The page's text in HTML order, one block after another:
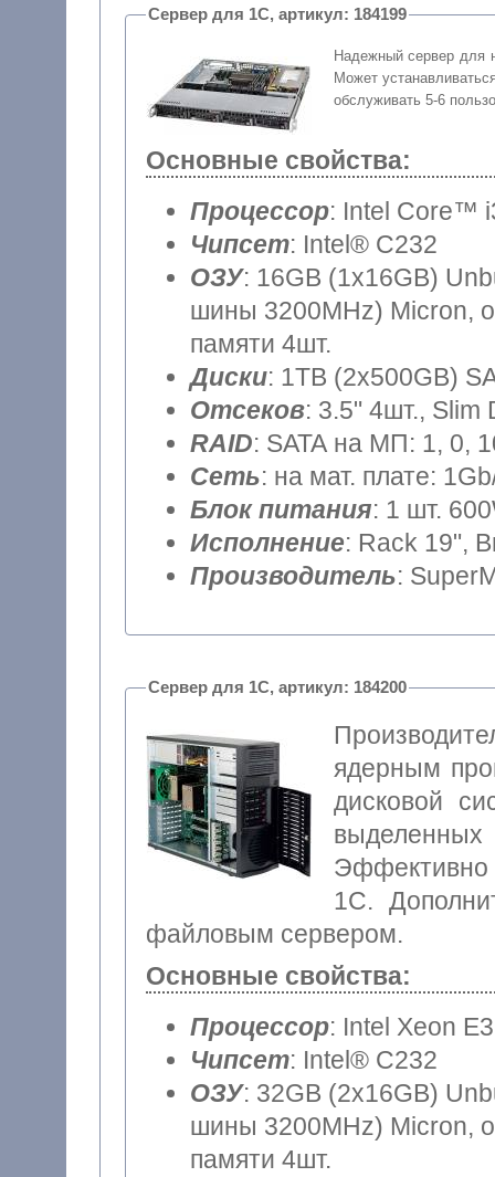
Сервер для 1С, артикул: 184199
Надежный сервер для
Может
обслуживать 5-6
Основные свойства:
Процессор: Intel Core™
Чипсет: Intel® C232
ОЗУ: 16GB (1x16GB)
шины 3200MHz) Micron,
памяти 4шт.
Диски: 1TB (2x500GB)
Отсеков: 3.5" 4шт., Slim
RAID: SATA на МП: 1, 0,
Сеть: на мат. плате:
Блок питания: 1 шт.
Исполнение: Rack 19",
Производитель:
Сервер для 1С, артикул: 184200
ядерным
дисковой
Эффективно
1С.
файловым сервером.
Основные свойства:
Процессор: Intel Xeon
Чипсет: Intel® C232
ОЗУ: 32GB (2x16GB)
шины 3200MHz) Micron,
памяти 4шт.